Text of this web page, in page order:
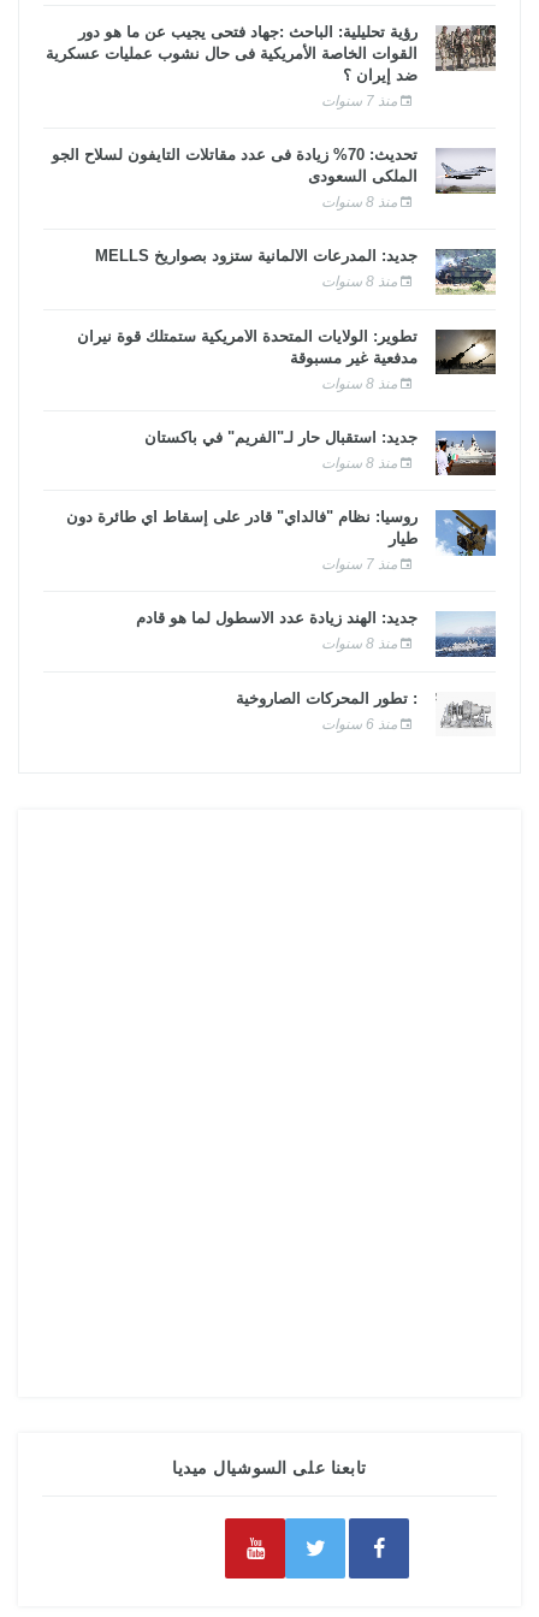
رؤية تحليلية: الباحث :جهاد فتحى يجيب عن ما هو دور
القوات الخاصة الأمريكية فى حال نشوب عمليات عسكرية
ضد إيران ؟
منذ 7 سنوات
تحديث: 70% زيادة فى عدد مقاتلات التايفون لسلاح الجو
الملكى السعودى
منذ 8 سنوات
جديد: المدرعات الألمانية ستزود بصواريخ MELLS
منذ 8 سنوات
تطوير: الولايات المتحدة الأمريكية ستمتلك قوة نيران
مدفعية غير مسبوقة
منذ 8 سنوات
جديد: استقبال حار لـ"الفريم" في باكستان
منذ 8 سنوات
روسيا: نظام "فالداي" قادر على إسقاط أي طائرة دون
طيار
منذ 7 سنوات
جديد: الهند زيادة عدد الأسطول لما هو قادم
منذ 8 سنوات
: تطور المحركات الصاروخية
منذ 6 سنوات
تابعنا على السوشيال ميديا